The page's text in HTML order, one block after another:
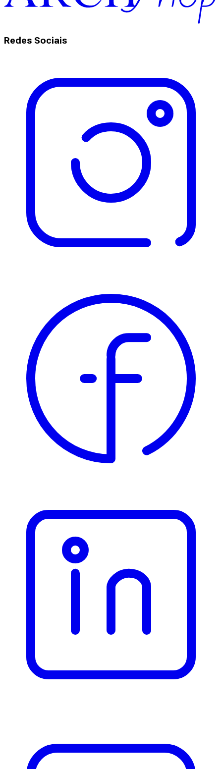
Redes Sociais